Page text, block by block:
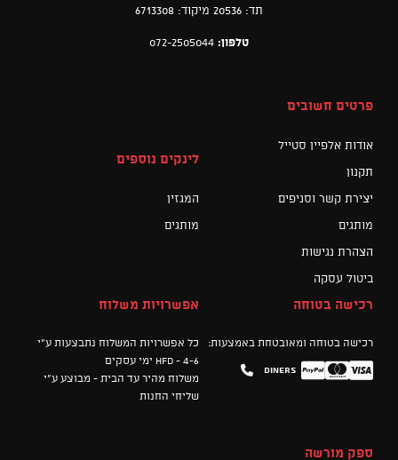
תד: 20536 מיקוד: 6713308
טלפון: 072-2505044
פרטים חשובים
אודות אלפיין סטייל
תקנון
יצירת קשר וסניפים
מותגים
הצהרת נגישות
ביטול עסקה
לינקים נוספים
המגזין
מותגים
רכישה בטוחה
רכישה בטוחה ומאובטחת באמצעות:
Visa
Mastercard
PayPal
Diners
אפשרויות משלוח
כל אפשרויות המשלוח נתבצעות ע"י
HFD - 4-6 ימי עסקים
משלוח מהיר עד הבית - מבוצע ע"י
שליחי החנות
ספק מורשה